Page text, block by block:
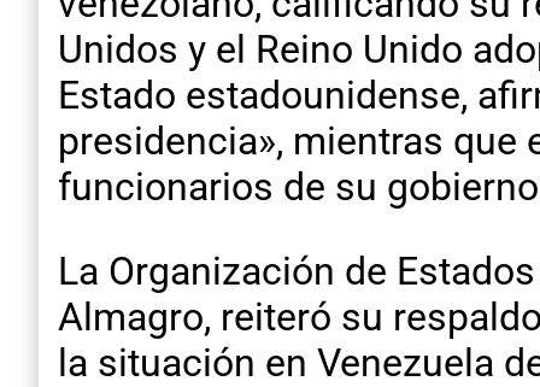
Unidos y el Reino Unido
Estado estadounidense,
presidencia», mientras
funcionarios de su
La Organización de
Almagro, reiteró su
la situación en Venezuela